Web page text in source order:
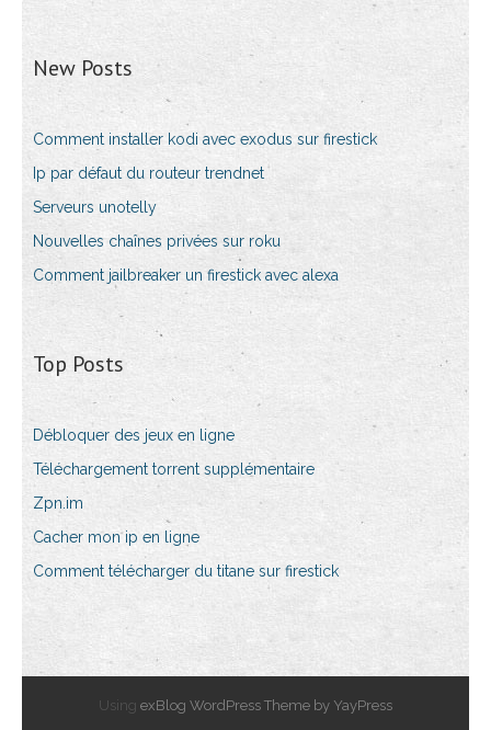
New Posts
Comment installer kodi avec exodus sur firestick
Ip par défaut du routeur trendnet
Serveurs unotelly
Nouvelles chaînes privées sur roku
Comment jailbreaker un firestick avec alexa
Top Posts
Débloquer des jeux en ligne
Téléchargement torrent supplémentaire
Zpn.im
Cacher mon ip en ligne
Comment télécharger du titane sur firestick
Using exBlog WordPress Theme by YayPress